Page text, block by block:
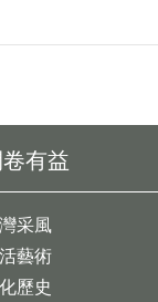
卷有益
采風
藝術
歷史